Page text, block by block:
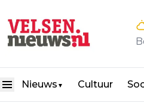
Nieuws ▼ Cultuur